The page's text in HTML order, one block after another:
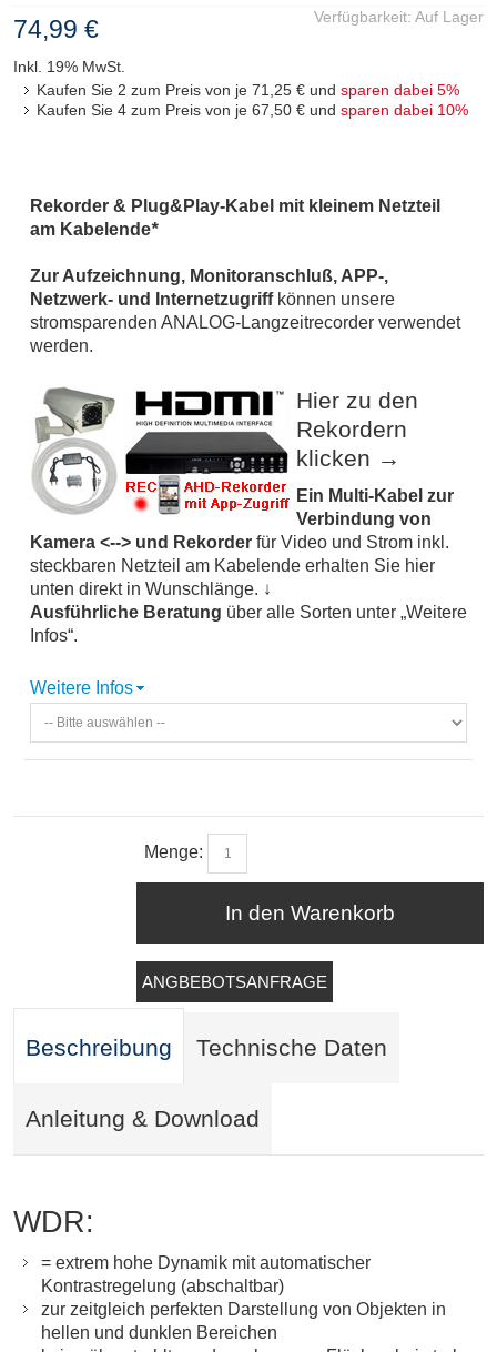
Verfügbarkeit: Auf Lager
74,99 €
Inkl. 19% MwSt.
Kaufen Sie 2 zum Preis von je 71,25 € und sparen dabei 5%
Kaufen Sie 4 zum Preis von je 67,50 € und sparen dabei 10%
Rekorder & Plug&Play-Kabel mit kleinem Netzteil
am Kabelende*
Zur Aufzeichnung, Monitoranschluß, APP-,
Netzwerk- und Internetzugriffkönnen unsere
stromsparenden ANALOG-Langzeitrecorder verwendet
werden.
Hier zu den
Rekordern
klicken →
Ein Multi-Kabel zur
Verbindung von
Kamera <--> und Rekorder für Video und Strom inkl.
steckbaren Netzteil am Kabelende erhalten Sie hier
unten direkt in Wunschlänge. ↓
Ausführliche Beratung über alle Sorten unter „Weitere
Infos“.
Weitere Infos
Menge:
In den Warenkorb
ANGBEBOTSANFRAGE
Beschreibung Technische Daten
Anleitung & Download
WDR:
= extrem hohe Dynamik mit automatischer
Kontrastregelung (abschaltbar)
zur zeitgleich perfekten Darstellung von Objekten in
hellen und dunklen Bereichen